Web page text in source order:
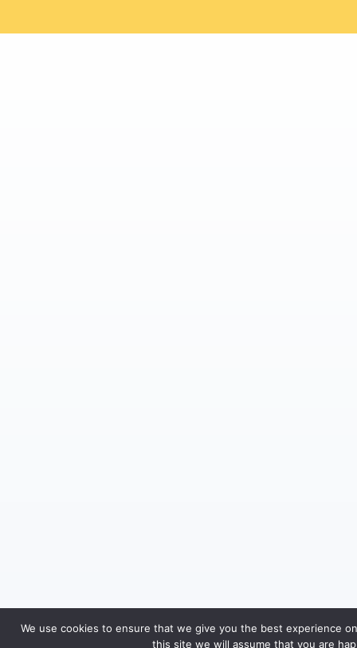
We use cookies to ensure that we give you the best experience
this site we will assume that you are